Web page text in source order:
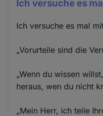
Ich versuche es
Ich versuche es mal
„Vorurteile sind die
„Wenn du wissen
heraus, wen du nicht
„Mein Herr, ich teile